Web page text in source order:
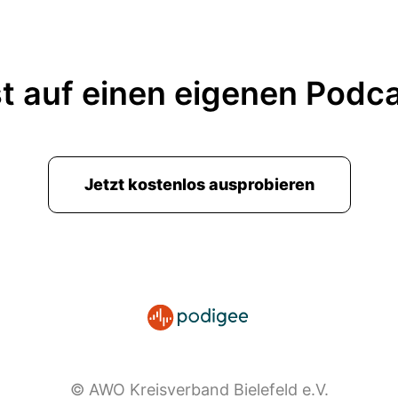
auf einen eigenen
Jetzt kostenlos ausprobieren
© AWO Kreisverband Bielefeld e.V.